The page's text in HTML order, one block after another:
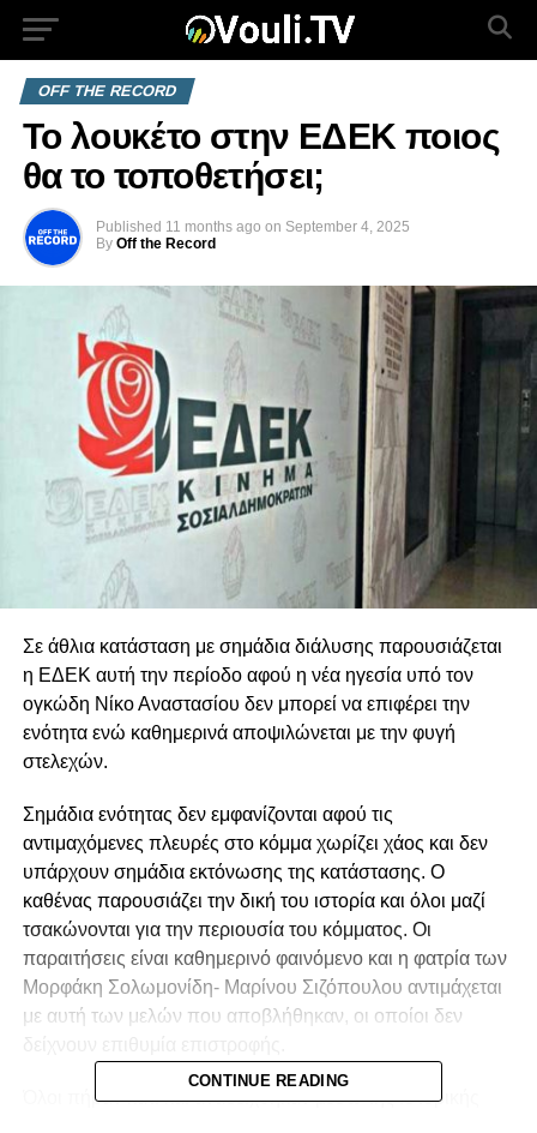
OFF THE RECORD
To λουκέτο στην ΕΔΕΚ ποιος
θα το τοποθετήσει;
Published 11 months ago on September 4, 2025
By Off the Record
Σε άθλια κατάσταση με σημάδια διάλυσης παρουσιάζεται
η ΕΔΕΚ αυτή την περίοδο αφού η νέα ηγεσία υπό τον
ογκώδη Νίκο Αναστασίου δεν μπορεί να επιφέρει την
ενότητα ενώ καθημερινά αποψιλώνεται με την φυγή
στελεχών.
Σημάδια ενότητας δεν εμφανίζονται αφού τις
αντιμαχόμενες πλευρές στο κόμμα χωρίζει χάος και δεν
υπάρχουν σημάδια εκτόνωσης της κατάστασης. Ο
καθένας παρουσιάζει την δική του ιστορία και όλοι μαζί
τσακώνονται για την περιουσία του κόμματος. Οι
παραιτήσεις είναι καθημερινό φαινόμενο και η φατρία των
Μορφάκη Σολωμονίδη- Μαρίνου Σιζόπουλου αντιμάχεται
με αυτή των μελών που αποβλήθηκαν, οι οποίοι δεν
Όλοι πήραν κάτι και αναδείχθηκαν μέσω της ιστορικής
CONTINUE READING